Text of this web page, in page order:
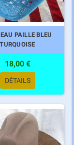
PAILLE BLEU
TURQUOISE
18,00 €
DÉTAILS